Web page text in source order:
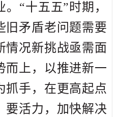
“十五五”时期，
旧矛盾老问题需要
情况新挑战亟需面
而上，以推进新一
抓手，在更高起点
要活力，加快解决